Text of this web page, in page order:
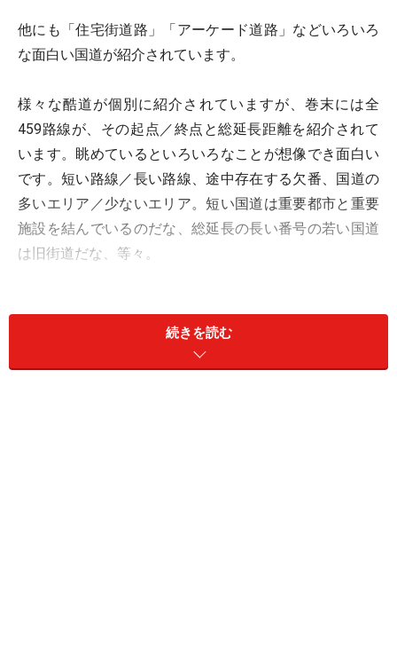
他にも「住宅街道路」「アーケード道路」などいろいろ
な面白い国道が紹介されています。
様々な酷道が個別に紹介されていますが、巻末には全
459路線が、その起点／終点と総延長距離を紹介されて
います。眺めているといろいろなことが想像でき面白い
です。短い路線／長い路線、途中存在する欠番、国道の
多いエリア／少ないエリア。短い国道は重要都市と重要
施設を結んでいるのだな、総延長の長い番号の若い国道
は旧街道だな、等々。
だら、この本を片手に（or助手席に）国道を通りたくな
るに違いありません。その時は以下にあげるような事を
続きを読む